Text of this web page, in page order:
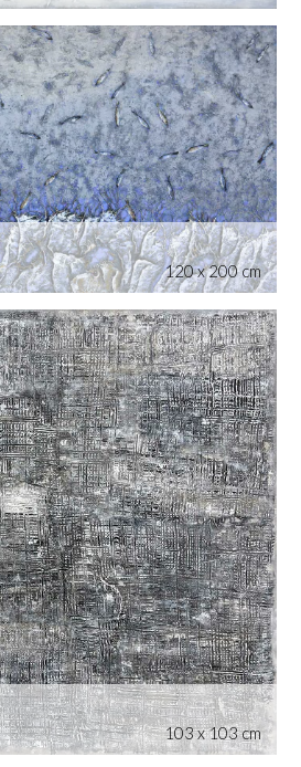
120 x 200 cm
103 x 103 cm